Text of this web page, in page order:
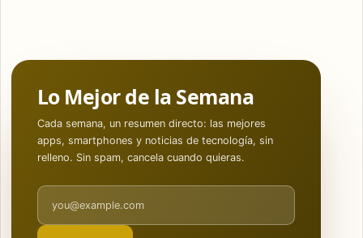
Lo Mejor de la Semana
Cada semana, un resumen directo: las mejores
apps, smartphones y noticias de tecnología, sin
relleno. Sin spam, cancela cuando quieras.
Email address